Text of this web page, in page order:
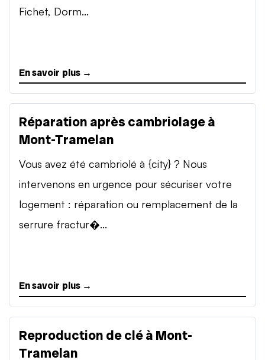
Fichet, Dorm...
En savoir plus →
Réparation après cambriolage à
Mont-Tramelan
Vous avez été cambriolé à {city} ? Nous
intervenons en urgence pour sécuriser votre
logement : réparation ou remplacement de la
serrure fractur�...
En savoir plus →
Reproduction de clé à Mont-
Tramelan